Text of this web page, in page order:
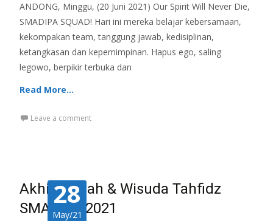
ANDONG, Minggu, (20 Juni 2021) Our Spirit Will Never Die,
SMADIPA SQUAD! Hari ini mereka belajar kebersamaan,
kekompakan team, tanggung jawab, kedisiplinan,
ketangkasan dan kepemimpinan. Hapus ego, saling
legowo, berpikir terbuka dan
Read More…
Leave a comment
28
May/21
Akhirusanah & Wisuda Tahfidz
SMADIPA 2021